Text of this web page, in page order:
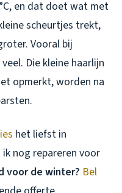
en dat doet wat met
scheurtjes trekt,
Vooral bij
Die kleine haarlijn
opmerkt, worden na
het liefst in
nog repareren voor
voor de winter? Bel